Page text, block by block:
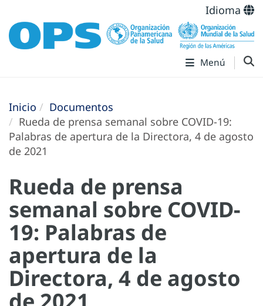
Idioma
Menú
Inicio
Documentos
Rueda de prensa semanal sobre COVID-19:
Palabras de apertura de la Directora, 4 de agosto
de 2021
Rueda de prensa
semanal sobre COVID-
19: Palabras de
apertura de la
Directora, 4 de agosto